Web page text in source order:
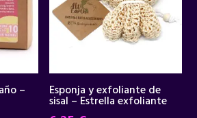
– Esponja y exfoliante de
sisal – Estrella exfoliante